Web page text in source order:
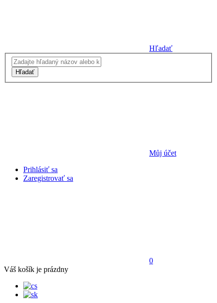
Hľadať
Hľadať
Můj účet
Prihlásiť sa
Zaregistrovať sa
0
Váš košík je prázdny